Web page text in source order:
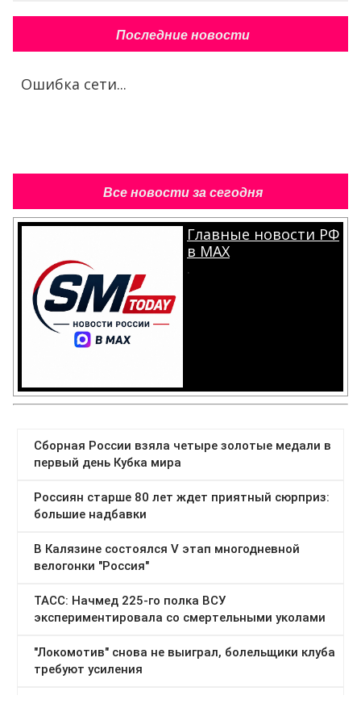
Последние новости
Ошибка сети...
Все новости за сегодня
Главные новости РФ
в MAX
.